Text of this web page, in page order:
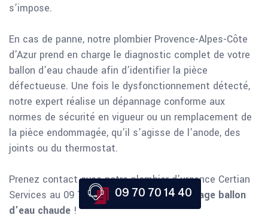
s’impose.
En cas de panne, notre plombier Provence-Alpes-Côte
d'Azur prend en charge le diagnostic complet de votre
ballon d’eau chaude afin d’identifier la pièce
défectueuse. Une fois le dysfonctionnement détecté,
notre expert réalise un dépannage conforme aux
normes de sécurité en vigueur ou un remplacement de
la pièce endommagée, qu’il s’agisse de l’anode, des
joints ou du thermostat.
Prenez contact avec notre plombier d’urgence Certian
Services au 09 70 70 14 40 pour ledépannage ballon
d’eau chaude !
09 70 70 14 40